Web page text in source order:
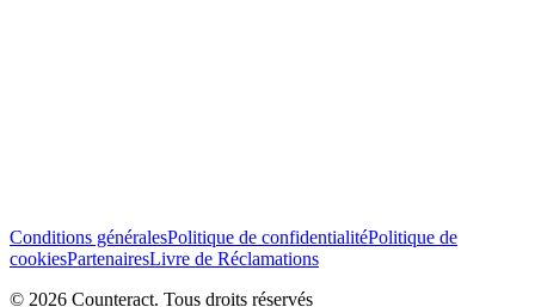
Conditions généralesPolitique de confidentialitéPolitique de
cookiesPartenairesLivre de Réclamations
© 2026 Counteract. Tous droits réservés